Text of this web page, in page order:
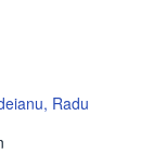
Radu